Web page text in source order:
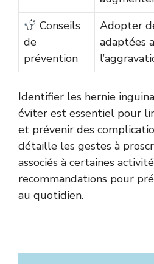
Conseils
de
prévention
Adopter
adaptées
Identifier les hernie
éviter est essentiel pour
et prévenir des
détaille les gestes à
associés à certaines
recommandations pour
au quotidien.